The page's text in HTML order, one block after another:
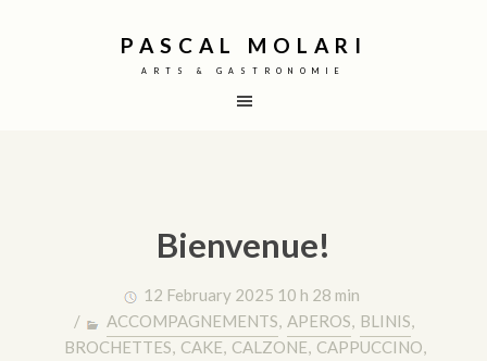
PASCAL MOLARI
ARTS & GASTRONOMIE
Bienvenue!
12 February 2025 10 h 28 min
/
ACCOMPAGNEMENTS, APEROS, BLINIS,
BROCHETTES, CAKE, CALZONE, CAPPUCCINO,